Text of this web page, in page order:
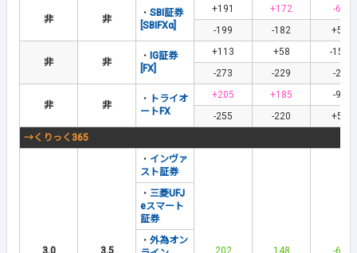
非 非
・ SBI証券
[SBIFXα]
+191 +172
-63
-199
-182 +58
非 非
・ IG証券
[FX]
+113 +58
-151
-273
-229 -26
非 非
・
トライオ
ートFX
+205 +185
-95
-255
-220
+55
→くりっく365
・ インヴァ
スト証券
・ 三菱UFJ
eスマート
証券
・ 外為オン